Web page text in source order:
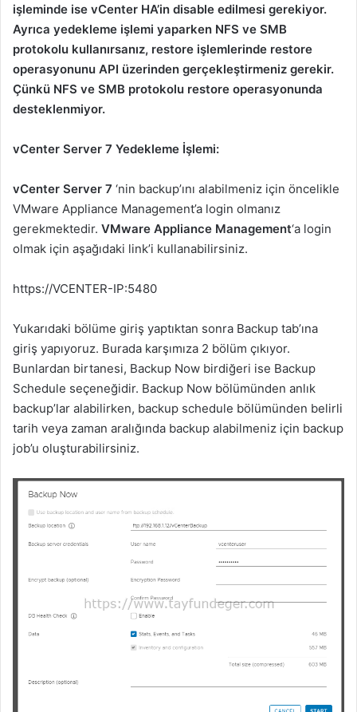
işleminde ise vCenter HA’in disable edilmesi gerekiyor.
Ayrıca yedekleme işlemi yaparken NFS ve SMB
protokolu kullanırsanız, restore işlemlerinde restore
operasyonunu API üzerinden gerçekleştirmeniz gerekir.
Çünkü NFS ve SMB protokolu restore operasyonunda
desteklenmiyor.
vCenter Server 7 Yedekleme İşlemi:
vCenter Server 7 ‘nin backup’ını alabilmeniz için öncelikle
VMware Appliance Management’a login olmanız
gerekmektedir. VMware Appliance Management‘a login
olmak için aşağıdaki link’i kullanabilirsiniz.
https://VCENTER-IP:5480
Yukarıdaki bölüme giriş yaptıktan sonra Backup tab’ına
giriş yapıyoruz. Burada karşımıza 2 bölüm çıkıyor.
Bunlardan birtanesi, Backup Now birdiğeri ise Backup
Schedule seçeneğidir. Backup Now bölümünden anlık
backup’lar alabilirken, backup schedule bölümünden belirli
tarih veya zaman aralığında backup alabilmeniz için backup
job’u oluşturabilirsiniz.